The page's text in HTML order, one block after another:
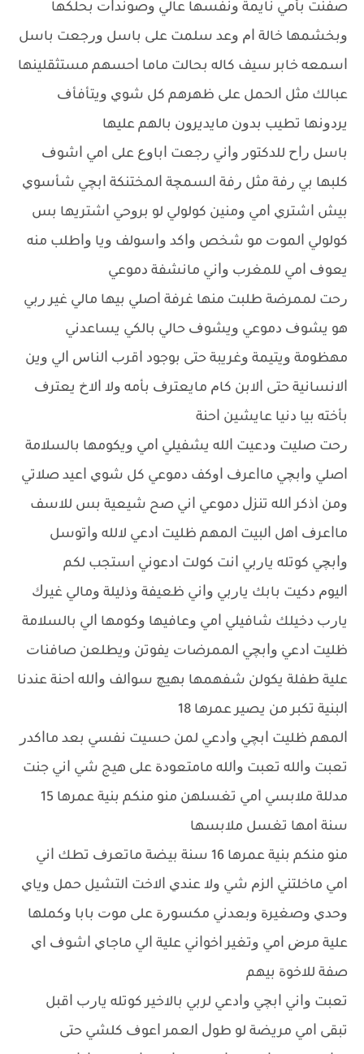
ﺻﻔﻨﺖ ﺑﺄﻣﻲ ﻧﺎﻳﻤﺔ ﻭﻧﻔﺴﻬﺎ ﻋﺎﻟﻲ ﻭﺻﻮﻧﺪﺍﺕ ﺑﺤﻠﻜﻬﺎ
ﻭﺑﺨﺸﻤﻬﺎ ﺧﺎﻟﺔ ﺍﻡ ﻭﻋﺪ ﺳﻠﻤﺖ ﻋﻠﻰ ﺑﺎﺳﻞ ﻭﺭﺟﻌﺖ ﺑﺎﺳﻞ
ﺍﺳﻤﻌﻪ ﺧﺎﺑﺮ ﺳﻴﻒ ﻛﺎﻟﻪ ﺑﺤﺎﻟﺖ ﻣﺎﻣﺎ ﺍﺣﺴﻬﻢ ﻣﺴﺘﺜﻘﻠﻴﻨﻬﺎ
ﻋﺒﺎﻟﻚ ﻣﺜﻞ ﺍﻟﺤﻤﻞ ﻋﻠﻰ ﻇﻬﺮﻫﻢ ﻛﻞ ﺷﻮﻱ ﻭﻳﺘﺄﻓﺄﻑ
ﻳﺮﺩﻭﻧﻬﺎ ﺗﻄﻴﺐ ﺑﺪﻭﻥ ﻣﺎﻳﺪﻳﺮﻭﻥ ﺑﺎﻟﻬﻢ ﻋﻠﻴﻬﺎ
ﺑﺎﺳﻞ ﺭﺍﺡ ﻟﻠﺪﻛﺘﻮﺭ ﻭﺍﻧﻲ ﺭﺟﻌﺖ ﺍﺑﺎﻭﻉ ﻋﻠﻰ ﺍﻣﻲ ﺍﺷﻮﻑ
ﻛﻠﺒﻬﺎ ﺑﻲ ﺭﻓﺔ ﻣﺜﻞ ﺭﻓﺔ ﺍﻟﺴﻤﭽﺔ ﺍﻟﻤﺨﺘﻨﻜﺔ ﺍﺑﭽﻲ ﺷﺄﺳﻮﻱ
ﺑﻴﺶ ﺍﺷﺘﺮﻱ ﺍﻣﻲ ﻭﻣﻨﻴﻦ ﻛﻮﻟﻮﻟﻲ ﻟﻮ ﺑﺮﻭﺣﻲ ﺍﺷﺘﺮﻳﻬﺎ ﺑﺲ
ﻛﻮﻟﻮﻟﻲ ﺍﻟﻤﻮﺕ ﻣﻮ ﺷﺨﺺ ﻭﺍﻛﺪ ﻭﺍﺳﻮﻟﻒ ﻭﻳﺎ ﻭﺍﻃﻠﺐ ﻣﻨﻪ
ﻳﻌﻮﻑ ﺍﻣﻲ ﻟﻠﻤﻐﺮﺏ ﻭﺍﻧﻲ ﻣﺎﻧﺸﻔﺔ ﺩﻣﻮﻋﻲ
ﺭﺣﺖ ﻟﻤﻤﺮﺿﺔ ﻃﻠﺒﺖ ﻣﻨﻬﺎ ﻏﺮﻓﺔ ﺍﺻﻠﻲ ﺑﻴﻬﺎ ﻣﺎﻟﻲ ﻏﻴﺮ ﺭﺑﻲ
ﻫﻮ ﻳﺸﻮﻑ ﺩﻣﻮﻋﻲ ﻭﻳﺸﻮﻑ ﺣﺎﻟﻲ ﺑﺎﻟﻜﻲ ﻳﺴﺎﻋﺪﻧﻲ
ﻣﻬﻈﻮﻣﺔ ﻭﻳﺘﻴﻤﺔ ﻭﻏﺮﻳﺒﺔ ﺣﺘﻰ ﺑﻮﺟﻮﺩ ﺍﻗﺮﺏ ﺍﻟﻨﺎﺱ ﺍﻟﻲ ﻭﻳﻦ
ﺍﻻﻧﺴﺎﻧﻴﺔ ﺣﺘﻰ ﺍﻻﺑﻦ ﻛﺎﻡ ﻣﺎﻳﻌﺘﺮﻑ ﺑﺄﻣﻪ ﻭﻻ ﺍﻻﺥ ﻳﻌﺘﺮﻑ
ﺑﺄﺧﺘﻪ ﺑﻴﺎ ﺩﻧﻴﺎ ﻋﺎﻳﺸﻴﻦ ﺍﺣﻨﺔ
ﺭﺣﺖ ﺻﻠﻴﺖ ﻭﺩﻋﻴﺖ ﺍﻟﻠﻪ ﻳﺸﻔﻴﻠﻲ ﺍﻣﻲ ﻭﻳﻜﻮﻣﻬﺎ ﺑﺎﻟﺴﻼﻣﺔ
ﺍﺻﻠﻲ ﻭﺍﺑﭽﻲ ﻣﺎﺍﻋﺮﻑ ﺍﻭﻛﻒ ﺩﻣﻮﻋﻲ ﻛﻞ ﺷﻮﻱ ﺍﻋﻴﺪ ﺻﻼﺗﻲ
ﻭﻣﻦ ﺍﺫﻛﺮ ﺍﻟﻠﻪ ﺗﻨﺰﻝ ﺩﻣﻮﻋﻲ ﺍﻧﻲ ﺻﺢ ﺷﻴﻌﻴﺔ ﺑﺲ ﻟﻼﺳﻒ
ﻣﺎﺍﻋﺮﻑ ﺍﻫﻞ ﺍﻟﺒﻴﺖ ﺍﻟﻤﻬﻢ ﻇﻠﻴﺖ ﺍﺩﻋﻲ ﻻﻟﻠﻪ ﻭﺍﺗﻮﺳﻞ
ﻭﺍﺑﭽﻲ ﻛﻮﺗﻠﻪ ﻳﺎﺭﺑﻲ ﺍﻧﺖ ﻛﻮﻟﺖ ﺍﺩﻋﻮﻧﻲ ﺍﺳﺘﺠﺐ ﻟﻜﻢ
ﺍﻟﻴﻮﻡ ﺩﻛﻴﺖ ﺑﺎﺑﻚ ﻳﺎﺭﺑﻲ ﻭﺍﻧﻲ ﻇﻌﻴﻔﺔ ﻭﺫﻟﻴﻠﺔ ﻭﻣﺎﻟﻲ ﻏﻴﺮﻙ
ﻳﺎﺭﺏ ﺩﺧﻴﻠﻚ ﺷﺎﻓﻴﻠﻲ ﺍﻣﻲ ﻭﻋﺎﻓﻴﻬﺎ ﻭﻛﻮﻣﻬﺎ ﺍﻟﻲ ﺑﺎﻟﺴﻼﻣﺔ
ﻇﻠﻴﺖ ﺍﺩﻋﻲ ﻭﺍﺑﭽﻲ ﺍﻟﻤﻤﺮﺿﺎﺕ ﻳﻔﻮﺗﻦ ﻭﻳﻄﻠﻌﻦ ﺻﺎﻓﻨﺎﺕ
ﻋﻠﻴﺔ ﻃﻔﻠﺔ ﻳﻜﻮﻟﻦ ﺷﻔﻬﻤﻬﺎ ﺑﻬﻴﭻ ﺳﻮﺍﻟﻒ ﻭﺍﻟﻠﻪ ﺍﺣﻨﺔ ﻋﻨﺪﻧﺎ
ﺍﻟﺒﻨﻴﺔ ﺗﻜﺒﺮ ﻣﻦ ﻳﺼﻴﺮ ﻋﻤﺮﻫﺎ 18
ﺍﻟﻤﻬﻢ ﻇﻠﻴﺖ ﺍﺑﭽﻲ ﻭﺍﺩﻋﻲ ﻟﻤﻦ ﺣﺴﻴﺖ ﻧﻔﺴﻲ ﺑﻌﺪ ﻣﺎﺍﻛﺪﺭ
ﺗﻌﺒﺖ ﻭﺍﻟﻠﻪ ﺗﻌﺒﺖ ﻭﺍﻟﻠﻪ ﻣﺎﻣﺘﻌﻮﺩﺓ ﻋﻠﻰ ﻫﻴﺞ ﺷﻲ ﺍﻧﻲ ﺟﻨﺖ
ﻣﺪﻟﻠﺔ ﻣﻼﺑﺴﻲ ﺍﻣﻲ ﺗﻐﺴﻠﻬﻦ ﻣﻨﻮ ﻣﻨﻜﻢ ﺑﻨﻴﺔ ﻋﻤﺮﻫﺎ 15
ﺳﻨﺔ ﺍﻣﻬﺎ ﺗﻐﺴﻞ ﻣﻼﺑﺴﻬﺎ
ﻣﻨﻮ ﻣﻨﻜﻢ ﺑﻨﻴﺔ ﻋﻤﺮﻫﺎ 16 ﺳﻨﺔ ﺑﻴﻀﺔ ﻣﺎﺗﻌﺮﻑ ﺗﻄﻚ ﺍﻧﻲ
ﺍﻣﻲ ﻣﺎﺧﻠﺘﻨﻲ ﺍﻟﺰﻡ ﺷﻲ ﻭﻻ ﻋﻨﺪﻱ ﺍﻻﺧﺖ ﺍﻟﺘﺸﻴﻞ ﺣﻤﻞ ﻭﻳﺎﻱ
ﻭﺣﺪﻱ ﻭﺻﻐﻴﺮﺓ ﻭﺑﻌﺪﻧﻲ ﻣﻜﺴﻮﺭﺓ ﻋﻠﻰ ﻣﻮﺕ ﺑﺎﺑﺎ ﻭﻛﻤﻠﻬﺎ
ﻋﻠﻴﺔ ﻣﺮﺽ ﺍﻣﻲ ﻭﺗﻐﻴﺮ ﺍﺧﻮﺍﻧﻲ ﻋﻠﻴﺔ ﺍﻟﻲ ﻣﺎﺟﺎﻱ ﺍﺷﻮﻑ ﺍﻱ
ﺻﻔﺔ ﻟﻼﺧﻮﺓ ﺑﻴﻬﻢ
ﺗﻌﺒﺖ ﻭﺍﻧﻲ ﺍﺑﭽﻲ ﻭﺍﺩﻋﻲ ﻟﺮﺑﻲ ﺑﺎﻻﺧﻴﺮ ﻛﻮﺗﻠﻪ ﻳﺎﺭﺏ ﺍﻗﺒﻞ
ﺗﺒﻘﻰ ﺍﻣﻲ ﻣﺮﻳﻀﺔ ﻟﻮ ﻃﻮﻝ ﺍﻟﻌﻤﺮ ﺍﻋﻮﻑ ﻛﻠﺸﻲ ﺣﺘﻰ